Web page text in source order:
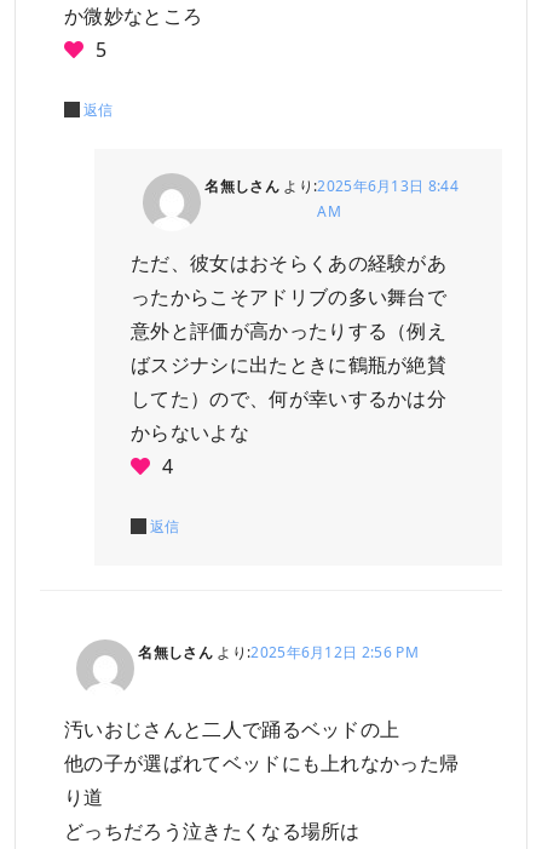
か微妙なところ
5
返信
名無しさん より:2025年6月13日 8:44
AM
ただ、彼女はおそらくあの経験があ
ったからこそアドリブの多い舞台で
意外と評価が高かったりする（例え
ばスジナシに出たときに鶴瓶が絶賛
してた）ので、何が幸いするかは分
からないよな
4
返信
名無しさん より:2025年6月12日 2:56 PM
汚いおじさんと二人で踊るベッドの上
他の子が選ばれてベッドにも上れなかった帰
り道
どっちだろう泣きたくなる場所は